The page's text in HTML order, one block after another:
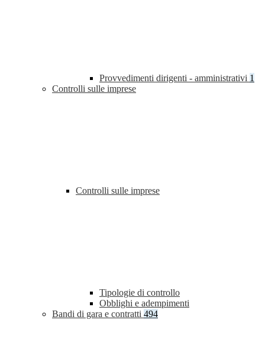
Provvedimenti dirigenti - amministrativi 1
Controlli sulle imprese
Controlli sulle imprese
Tipologie di controllo
Obblighi e adempimenti
Bandi di gara e contratti 494